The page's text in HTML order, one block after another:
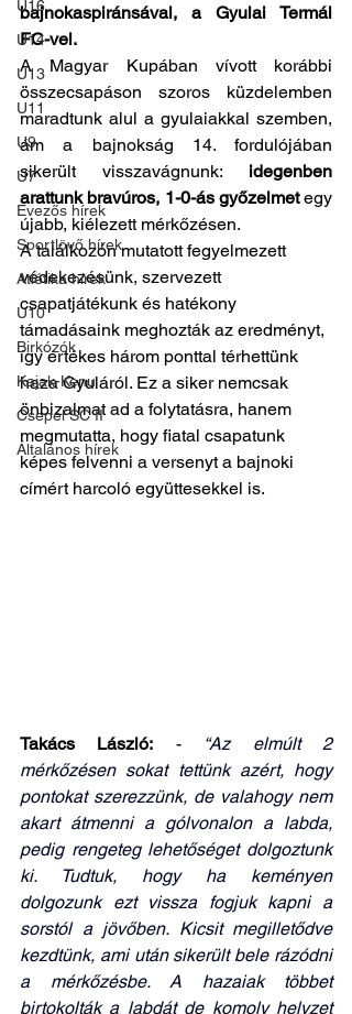
U16
U14
U13
U11
U9
U7
Evezős hírek
Sportlövő hírek
Atlétika hírek
U10
Birkózók
Kajak-Kenu
Csepel SC II
Általános hírek
bajnokaspiránsával, a Gyulai Termál
FC-vel.
A Magyar Kupában vívott korábbi
összecsapáson szoros küzdelemben
maradtunk alul a gyulaiakkal szemben,
ám a bajnokság 14. fordulójában
sikerült visszavágnunk: idegenben
arattunk bravúros, 1-0-ás győzelmet egy
újabb, kiélezett mérkőzésen.
A találkozón mutatott fegyelmezett
védekezésünk, szervezett
csapatjátékunk és hatékony
támadásaink meghozták az eredményt,
így értékes három ponttal térhettünk
haza Gyuláról. Ez a siker nemcsak
önbizalmat ad a folytatásra, hanem
megmutatta, hogy fiatal csapatunk
képes felvenni a versenyt a bajnoki
címért harcoló együttesekkel is.
Takács László: - “Az elmúlt 2
mérkőzésen sokat tettünk azért, hogy
pontokat szerezzünk, de valahogy nem
akart átmenni a gólvonalon a labda,
pedig rengeteg lehetőséget dolgoztunk
ki. Tudtuk, hogy ha keményen
dolgozunk ezt vissza fogjuk kapni a
sorstól a jövőben. Kicsit megilletődve
kezdtünk, ami után sikerült bele rázódni
a mérkőzésbe. A hazaiak többet
birtokolták a labdát de komoly helyzet